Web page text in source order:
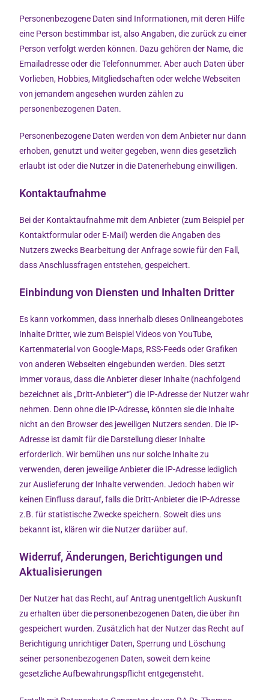
Personenbezogene Daten sind Informationen, mit deren Hilfe
eine Person bestimmbar ist, also Angaben, die zurück zu einer
Person verfolgt werden können. Dazu gehören der Name, die
Emailadresse oder die Telefonnummer. Aber auch Daten über
Vorlieben, Hobbies, Mitgliedschaften oder welche Webseiten
von jemandem angesehen wurden zählen zu
personenbezogenen Daten.
Personenbezogene Daten werden von dem Anbieter nur dann
erhoben, genutzt und weiter gegeben, wenn dies gesetzlich
erlaubt ist oder die Nutzer in die Datenerhebung einwilligen.
Kontaktaufnahme
Bei der Kontaktaufnahme mit dem Anbieter (zum Beispiel per
Kontaktformular oder E-Mail) werden die Angaben des
Nutzers zwecks Bearbeitung der Anfrage sowie für den Fall,
dass Anschlussfragen entstehen, gespeichert.
Einbindung von Diensten und Inhalten Dritter
Es kann vorkommen, dass innerhalb dieses Onlineangebotes
Inhalte Dritter, wie zum Beispiel Videos von YouTube,
Kartenmaterial von Google-Maps, RSS-Feeds oder Grafiken
von anderen Webseiten eingebunden werden. Dies setzt
immer voraus, dass die Anbieter dieser Inhalte (nachfolgend
bezeichnet als „Dritt-Anbieter“) die IP-Adresse der Nutzer wahr
nehmen. Denn ohne die IP-Adresse, könnten sie die Inhalte
nicht an den Browser des jeweiligen Nutzers senden. Die IP-
Adresse ist damit für die Darstellung dieser Inhalte
erforderlich. Wir bemühen uns nur solche Inhalte zu
verwenden, deren jeweilige Anbieter die IP-Adresse lediglich
zur Auslieferung der Inhalte verwenden. Jedoch haben wir
keinen Einfluss darauf, falls die Dritt-Anbieter die IP-Adresse
z.B. für statistische Zwecke speichern. Soweit dies uns
bekannt ist, klären wir die Nutzer darüber auf.
Widerruf, Änderungen, Berichtigungen und
Aktualisierungen
Der Nutzer hat das Recht, auf Antrag unentgeltlich Auskunft
zu erhalten über die personenbezogenen Daten, die über ihn
gespeichert wurden. Zusätzlich hat der Nutzer das Recht auf
Berichtigung unrichtiger Daten, Sperrung und Löschung
seiner personenbezogenen Daten, soweit dem keine
gesetzliche Aufbewahrungspflicht entgegensteht.